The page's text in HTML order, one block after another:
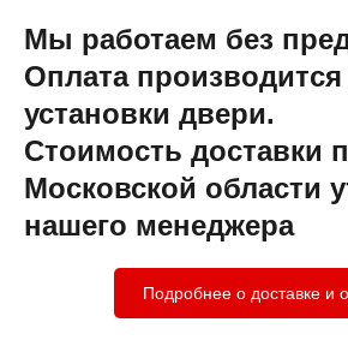
Мы работаем без
Оплата
установки двери.
Стоимость доставки
Московской области
нашего менеджера
Подробнее о доставке и